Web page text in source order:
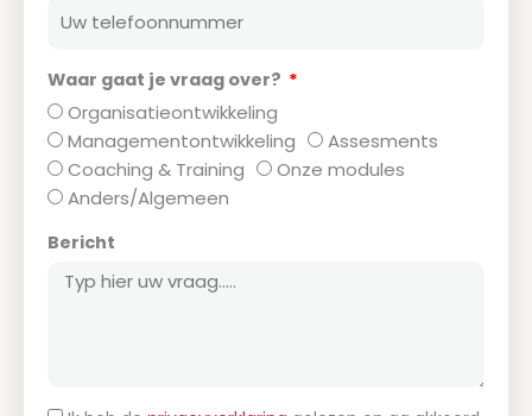
Waar gaat je vraag over?
Organisatieontwikkeling
Managementontwikkeling
Assesments
Coaching & Training
Onze modules
Anders/Algemeen
Bericht